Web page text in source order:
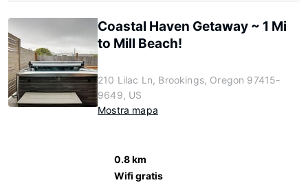
Coastal Haven Getaway ~ 1 Mi
to Mill Beach!
210 Lilac Ln, Brookings, Oregon 97415-
9649, US
Mostra mapa
0.8 km
Wifi gratis